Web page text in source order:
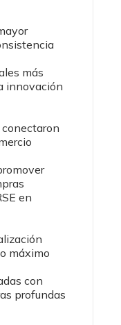
más
innovación
en
máximo
con
profundas